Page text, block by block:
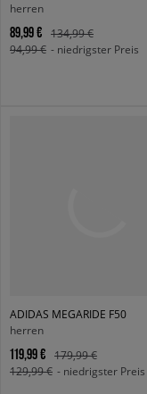
herren
89,99 €
134,99 €
94,99 € - niedrigster Preis
ADIDAS MEGARIDE F50
herren
119,99 €
179,99 €
129,99 € - niedrigster Preis